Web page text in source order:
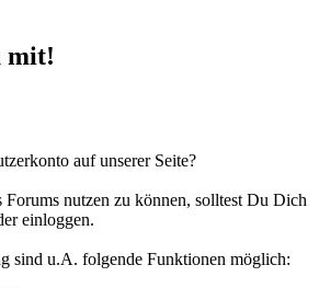
mit!
auf unserer Seite?
nutzen zu können, solltest Du Dich
einloggen.
sind u.A. folgende Funktionen möglich: